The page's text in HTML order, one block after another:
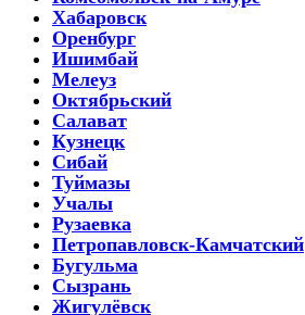
Хабаровск
Оренбург
Ишимбай
Мелеуз
Октябрьский
Салават
Кузнецк
Сибай
Туймазы
Учалы
Рузаевка
Петропавловск-Камчатский
Бугульма
Сызрань
Жигулёвск